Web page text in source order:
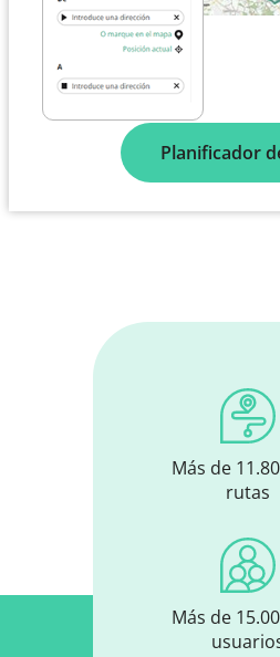
Planificador
Más de
rutas
Más de